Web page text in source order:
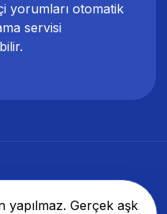
yorumları otomatik
servisi
yapılmaz. Gerçek aşk